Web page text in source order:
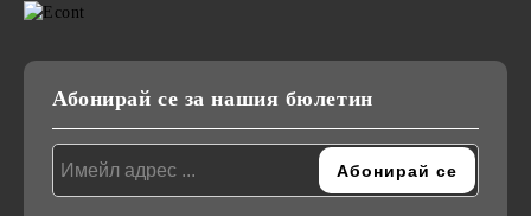
Абонирай се за нашия бюлетин